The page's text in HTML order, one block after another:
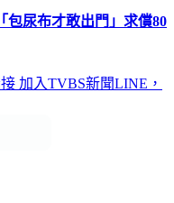
包尿布才敢出門」求償80
加入TVBS新聞LINE，